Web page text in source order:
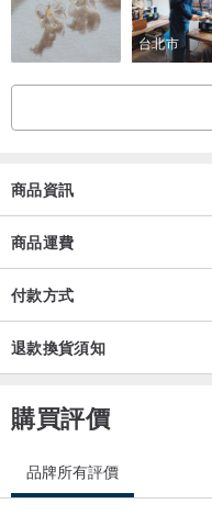
台北市
商品資訊
商品運費
付款方式
退款換貨須知
購買評價
品牌所有評價